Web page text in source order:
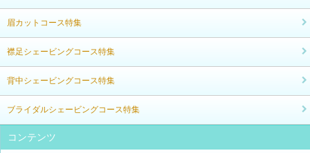
眉カットコース特集
襟足シェービングコース特集
背中シェービングコース特集
ブライダルシェービングコース特集
コンテンツ